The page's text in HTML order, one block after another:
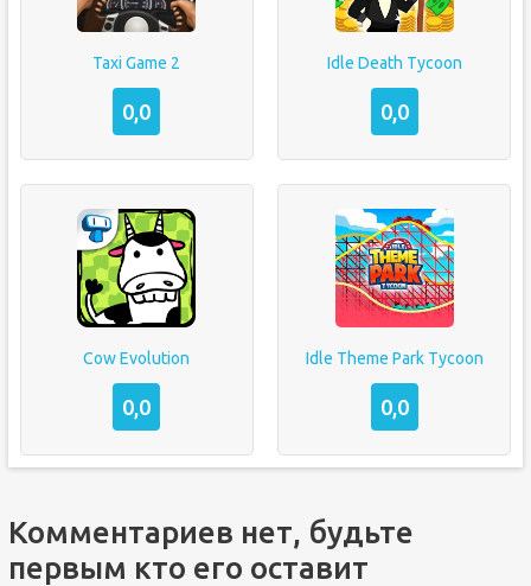
Taxi Game 2
0,0
Idle Death Tycoon
0,0
Cow Evolution
0,0
Idle Theme Park Tycoon
0,0
Комментариев нет, будьте
первым кто его оставит